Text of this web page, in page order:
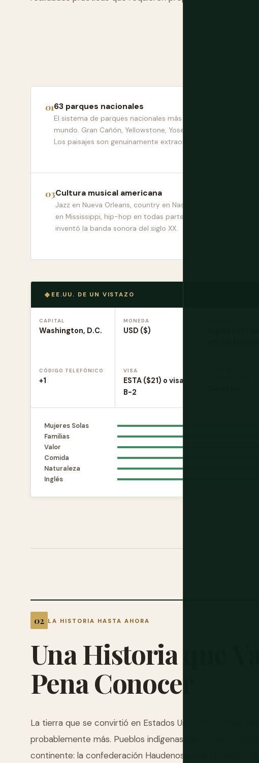
63 parques nacionales
El sistema de parques nacionales más extenso del
mundo. Gran Cañón, Yellowstone, Yosemite, Zion.
Los paisajes son genuinamente extraordinarios.
Cultura musical americana
Jazz en Nueva Orleans, country en Nashville, blues
en Mississippi, hip-hop en todas partes. América
inventó la banda sonora del siglo XX.
EE.UU. DE UN VISTAZO
CAPITAL
Washington, D.C.
MONEDA
USD ($)
CÓDIGO TELEFÓNICO
+1
VISA
ESTA ($21) o visa
B-2
Mujeres Solas
Familias
Valor
Comida
Naturaleza
Inglés
LA HISTORIA HASTA AHORA
UnaHistoria
PenaConocer
La tierra que se convirtió en Estados Unidos ha estado
probablemente más. Pueblos indígenas desarrollaron
continente: la confederación Haudenosaunee (Iroquois)